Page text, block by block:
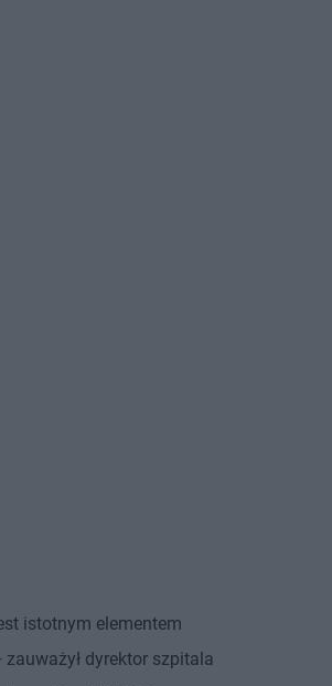
istotnym elementem
dyrektor szpitala